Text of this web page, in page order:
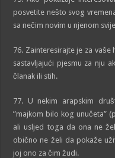
posvetite nešto svog
sa nečim novim u njenom
76. Zainteresirajte je za
sastavljajući pjesmu za nju
članak ili stih.
77. U nekim arapskim
”majkom bilo kog unučeta”
ali usljed toga da ona ne
obično ne želi da pokaže
joj ono za čim žudi.